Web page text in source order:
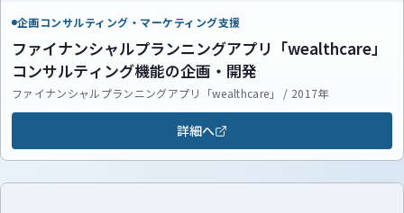
企画コンサルティング・マーケティング支援
ファイナンシャルプランニングアプリ「wealthcare」
コンサルティング機能の企画・開発
ファイナンシャルプランニングアプリ「wealthcare」 / 2017年
詳細へ